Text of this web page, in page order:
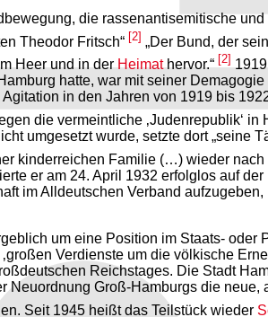
die rassenantisemitische
Theodor Fritsch“ [2]
„Der Bund, der
Heer und in derHeimathervor.“[2]1919
hatte, war mit seiner
in den Jahren von 1919 bis
die vermeintliche ‚Judenrepublik‘
umgesetzt wurde, setzte dort „seine
kinderreichen Familie (…) wieder nach
er am 24. April 1932 erfolglos auf
im Alldeutschen Verband
um eine Position im Staats-
Verdienste um die völkische
Reichstages. Die Stadt
Groß-Hamburgs die
Seit 1945 heißt das Teilstück wieder